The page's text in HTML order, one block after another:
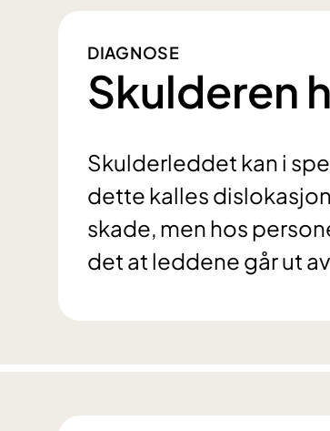
DIAGNOSE
Skulderen
Skulderleddet kan i
dette kalles
skade, men hos
det at leddene går ut